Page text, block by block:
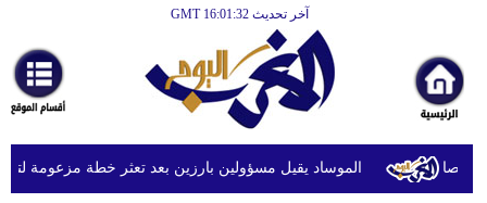
آخر تحديث GMT 16:01:32
أخبارعاجلة
رياضة
ثقافة
الموساد يقيل مسؤولين بارزين بعد تعثر خطة مزعومة لتغيير